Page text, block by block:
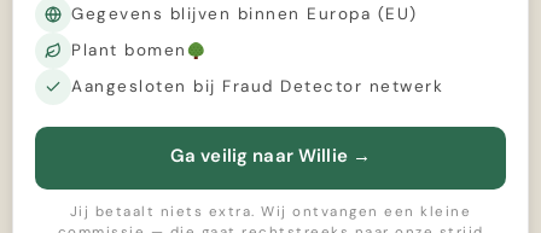
Gegevens blijven binnen Europa (EU)
Plant bomen
Aangesloten bij Fraud Detector netwerk
Ga veilig naar Willie→
Jij betaalt niets extra. Wij ontvangen een kleine